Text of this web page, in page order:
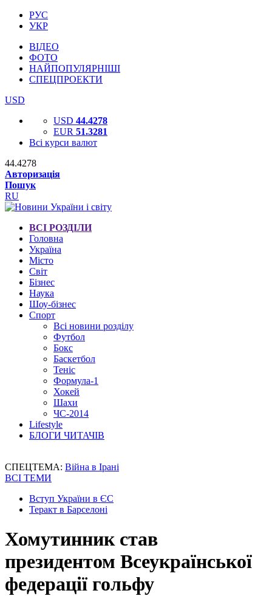
РУС
УКР
ВІДЕО
ФОТО
НАЙПОПУЛЯРНІШІ
СПЕЦПРОЕКТИ
USD
USD 44.4278
EUR 51.3281
Всі курси валют
44.4278
Авторизація
Пошук
RU
ВСІ РОЗДІЛИ
Головна
Україна
Місто
Світ
Бізнес
Наука
Шоу-бізнес
Спорт
Всі новини розділу
Футбол
Бокс
Баскетбол
Теніс
Формула-1
Хокей
Шахи
ЧС-2014
Lifestyle
БЛОГИ ЧИТАЧІВ
СПЕЦТЕМА: Війна в Ірані
ВСІ ТЕМИ
Вступ України в ЄС
Теракт в Барселоні
Хомутинник став
президентом Всеукраїнської
федерації гольфу